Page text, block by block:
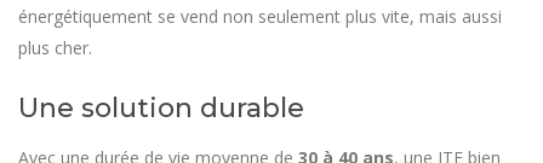
énergétiquement se vend non seulement plus vite, mais aussi
plus cher.
Une solution durable
Avec une durée de vie moyenne de 30 à 40 ans, une ITE bien